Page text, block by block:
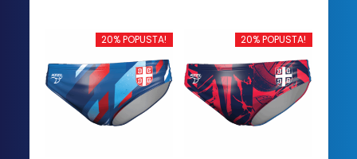
ima
varijanti.
Opcije
mogu
biti
više
varijanti.
Opcije
mogu
biti
izabrane
20% POPUSTA! 20% POPUSTA!